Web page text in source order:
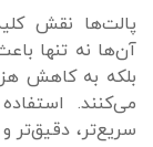
پالت‌ها نقش
آن‌ها نه تنها
بلکه به کاهش
می‌کنند.
سریع‌تر، دقیق‌تر